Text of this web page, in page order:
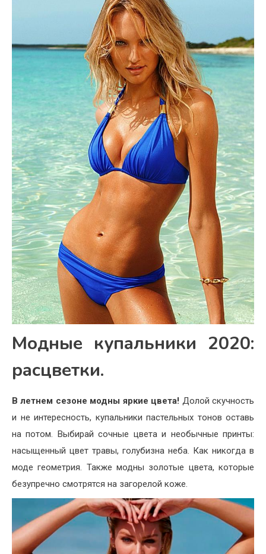
Модные купальники 2020:
расцветки.
В летнем сезоне модны яркие цвета! Долой скучность
и не интересность, купальники пастельных тонов оставь
на потом. Выбирай сочные цвета и необычные принты:
насыщенный цвет травы, голубизна неба. Как никогда в
моде геометрия. Также модны золотые цвета, которые
безупречно смотрятся на загорелой коже.